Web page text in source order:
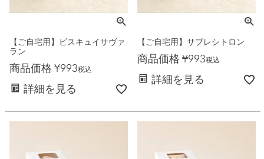
【ご自宅用】ビスキュイサヴァ
ラン
商品価格 ¥993税込
詳細を見る
【ご自宅用】サブレシトロン
商品価格 ¥993税込
詳細を見る